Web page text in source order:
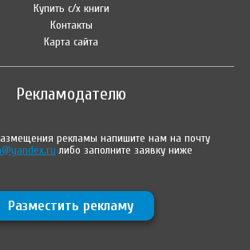
Купить с/х книги
Контакты
Карта сайта
Рекламодателю
рекламы напишите нам на почту
либо заполните заявку ниже
Разместить рекламу